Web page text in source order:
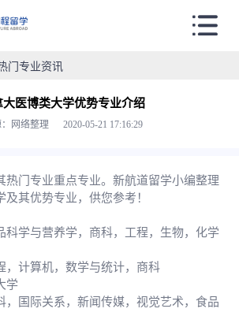
门专业资讯
大医博类大学优势专业介绍
：网络整理 2020-05-21 17:16:29
热门专业重点专业。新航道留学小编整理
其优势专业，供您参考！
学与营养学，商科，工程，生物，化学
计算机，数学与统计，商科
学
国际关系，新闻传媒，视觉艺术，食品